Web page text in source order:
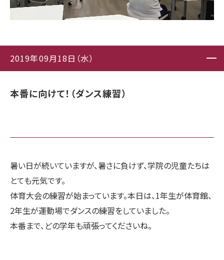
2019年09月18日（水）
本番に向けて！（ダンス練習）
暑い日が続いていますが、暑さに負けず、学院の児童たちは
とても元気です。
体育大会の練習が始まっています。本日は、1年生が体育館、
2年生が運動場でダンスの練習をしていました。
本番まで、どの学年も頑張ってくださいね。